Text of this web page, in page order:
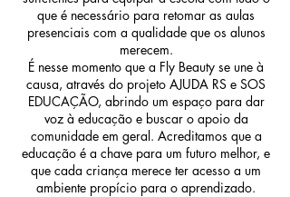
que é necessário para retomar as aulas
presenciais com a qualidade que os alunos
merecem.
É nesse momento que a Fly Beauty se une à
causa, através do projeto AJUDA RS e SOS
EDUCAÇÃO, abrindo um espaço para dar
voz à educação e buscar o apoio da
comunidade em geral. Acreditamos que a
educação é a chave para um futuro melhor, e
que cada criança merece ter acesso a um
ambiente propício para o aprendizado.